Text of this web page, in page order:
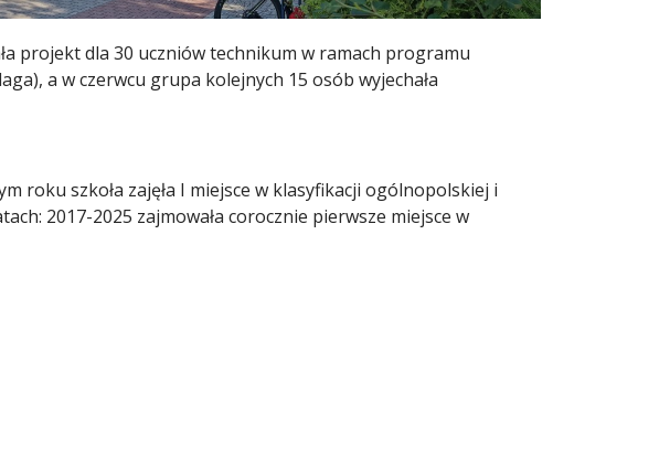
projekt dla 30 uczniów technikum w ramach programu
a w czerwcu grupa kolejnych 15 osób wyjechała
roku szkoła zajęła I miejsce w klasyfikacji ogólnopolskiej i
2017-2025 zajmowała corocznie pierwsze miejsce w